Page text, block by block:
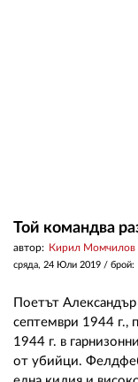
Той командва
автор: Кирил Момчилов
сряда, 24 Юли 2019 / брой:
Поетът
септември 1944 г.,
1944 г. в
от убийци.